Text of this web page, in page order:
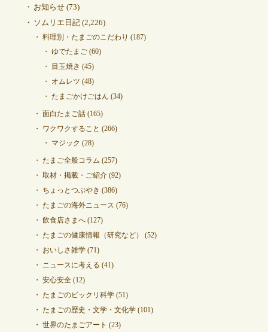
お知らせ(73)
ソムリエ日記(2,226)
料理別・たまごのこだわり (187)
ゆでたまご(60)
目玉焼き (45)
オムレツ (48)
たまごかけごはん (34)
面白たまご話(165)
ワクワクすること (266)
マジック (28)
たまご全般コラム (257)
取材・掲載・ご紹介(92)
ちょっとつぶやき (386)
たまごの海外ニュース (76)
飲食店さまへ(127)
たまごの健康情報（研究など）
(52)
おいしさ雑学(71)
ニュースに考える (41)
安心安全(12)
たまごのビックリ科学(51)
たまごの歴史・文学・文化学(101)
世界のたまごアート (23)